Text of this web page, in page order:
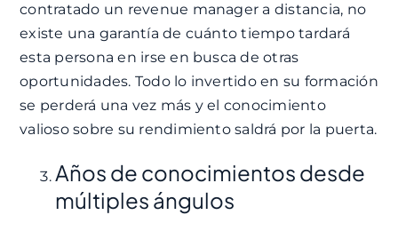
contratado un revenue manager a distancia, no
existe una garantía de cuánto tiempo tardará
esta persona en irse en busca de otras
oportunidades. Todo lo invertido en su formación
se perderá una vez más y el conocimiento
valioso sobre su rendimiento saldrá por la puerta.
Años de conocimientos desde
múltiples ángulos